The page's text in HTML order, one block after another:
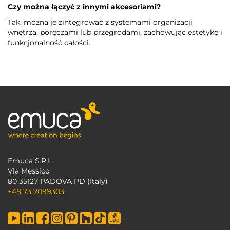
Czy można łączyć z innymi akcesoriami?
Tak, można je zintegrować z systemami organizacji
wnętrza, poręczami lub przegrodami, zachowując estetykę i
funkcjonalność całości.
Emuca S.R.L.
Via Messico
80 35127 PADOVA PD (Italy)
+48 73 2099303